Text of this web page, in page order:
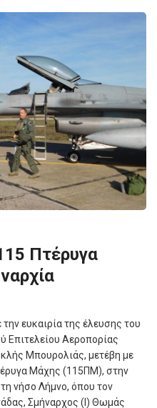
Πτέρυγα
ευκαιρία της έλευσης του
Επιτελείου Αεροπορίας
Μπουρολιάς, μετέβη με
Μάχης (115ΠΜ), στην
νήσο Λήμνο, όπου τον
Σμήναρχος (Ι) Θωμάς